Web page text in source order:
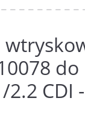
2.2 CDI